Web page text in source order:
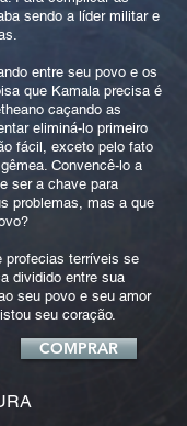
sendo a líder militar e
entre seu povo e os
que Kamala precisa é
caçando as
eliminá-lo primeiro
fácil, exceto pelo fato
Convencê-lo a
ser a chave para
problemas, mas a que
profecias terríveis se
dividido entre sua
seu povo e seu amor
seu coração.
COMPRAR